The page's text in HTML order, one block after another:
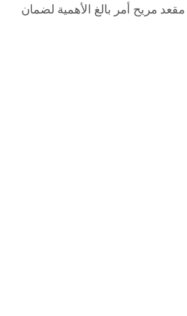
مريح أمر بالغ الأهمية لضمان